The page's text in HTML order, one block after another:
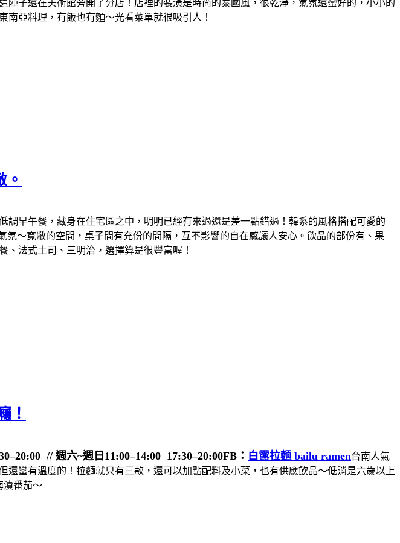
子還在美術館旁開了分店！店裡的裝潢是時尚的泰國風，很乾淨，氣氛還蠻好的，小小的
亞料理，有飯也有麵～光看菜單就很吸引人！
。
調早午餐，藏身在住宅區之中，明明已經有來過還是差一點錯過！韓系的風格搭配可愛的
～寬敝的空間，桌子間有充份的間隔，互不影響的自在感讓人安心。飲品的部份有、果
法式土司、三明治，選擇算是很豐富喔！
！
// 週六~週日11:00–14:00 17:30–20:00FB： 白露拉麵 bailu ramen台南人氣
蠻有溫度的！拉麵就只有三款，還可以加點配料及小菜，也有供應飲品～低消是六歲以上
漬番茄～